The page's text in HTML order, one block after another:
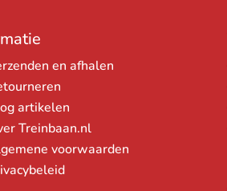
en afhalen
artikelen
Treinbaan.nl
voorwaarden